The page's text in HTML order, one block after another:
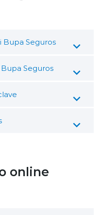
Bupa Seguros
Seguros
online